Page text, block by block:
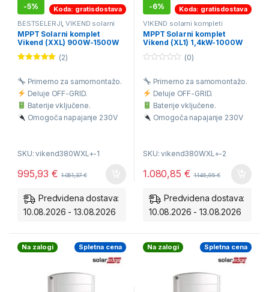
-5%
Koda: gratisdostava
BESTSELERJI ,VIKEND solarni
kompleti
MPPT Solarni komplet
Vikend (XXL) 900W-1500W
220V 190-200Ah
(2)
Primerno za samomontažo.
Deluje OFF-GRID.
Baterije vključene.
Omogoča napajanje 230V
dom.
1kWh/dan.
SKU: vikend380WXL+-1
995,93€ 1.051,37€
Predvidena dostava:
10.08.2026 - 13.08.2026
-6%
Koda: gratisdostava
VIKEND solarni kompleti
MPPT Solarni komplet
Vikend (XL1) 1,4kW-1000W
220V 190-240Ah
u
o
f
5
(0)
Primerno za samomontažo.
Deluje OFF-GRID.
Baterije vključene.
Omogoča napajanje 230V
dom.
1kWh/dan.
SKU: vikend380WXL+-2
1.080,85 € 1.145,95€
Predvidena dostava:
10.08.2026 - 13.08.2026
Na zalogi Spletna cena Na zalogi Spletna cena